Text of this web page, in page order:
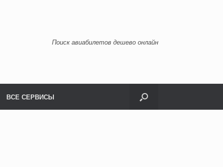
Поиск авиабилетов дешево онлайн
ВСЕ СЕРВИСЫ